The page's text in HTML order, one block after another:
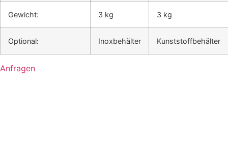
Gewicht: 3 kg 3 kg
Optional: Inoxbehälter Kunststoffbehälter
Anfragen